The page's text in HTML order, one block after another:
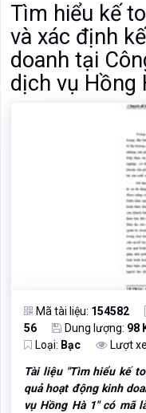
Tìm hiểu kế
và xác định
doanh tại
dịch vụ Hồng
Mã tài liệu: 154582
56
Dung lượng: 98
Loại: Bạc Lượt
Tài liệu "Tìm hiểu kế
quả hoạt động kinh
vụ Hồng Hà 1" có mã